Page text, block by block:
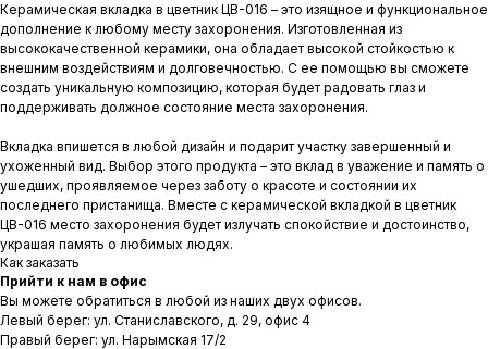
Керамическая вкладка в цветник ЦВ-016 – это изящное и функциональное
дополнение к любому месту захоронения. Изготовленная из
высококачественной керамики, она обладает высокой стойкостью к
внешним воздействиям и долговечностью. С ее помощью вы сможете
создать уникальную композицию, которая будет радовать глаз и
поддерживать должное состояние места захоронения.
Вкладка впишется в любой дизайн и подарит участку завершенный и
ухоженный вид. Выбор этого продукта – это вклад в уважение и память о
ушедших, проявляемое через заботу о красоте и состоянии их
последнего пристанища. Вместе с керамической вкладкой в цветник
ЦВ-016 место захоронения будет излучать спокойствие и достоинство,
украшая память о любимых людях.
Как заказать
Прийти к нам в офис
Вы можете обратиться в любой из наших двух офисов.
Левый берег: ул. Станиславского, д. 29, офис 4
Правый берег: ул. Нарымская 17/2